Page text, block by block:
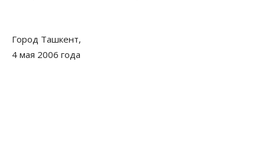
Город Ташкент,
4 мая 2006 года